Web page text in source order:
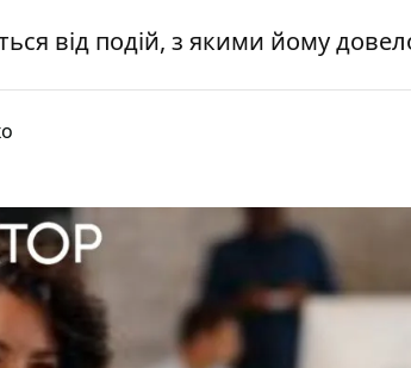
від подій, з якими йому